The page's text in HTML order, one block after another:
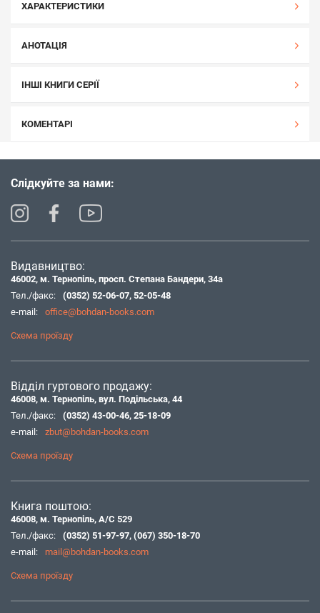
ХАРАКТЕРИСТИКИ
АНОТАЦІЯ
ІНШІ КНИГИ СЕРІЇ
КОМЕНТАРІ
Слідкуйте за нами:
Видавництво:
46002, м. Тернопіль, просп. Степана Бандери, 34а
Тел./факс:
(0352) 52-06-07, 52-05-48
e-mail:
office@bohdan-books.com
Схема проїзду
Відділ гуртового продажу:
46008, м. Тернопіль, вул. Подільська, 44
Тел./факс:
(0352) 43-00-46, 25-18-09
e-mail:
zbut@bohdan-books.com
Схема проїзду
Книга поштою:
46008, м. Тернопіль, А/С 529
Тел./факс:
(0352) 51-97-97, (067) 350-18-70
e-mail:
mail@bohdan-books.com
Схема проїзду